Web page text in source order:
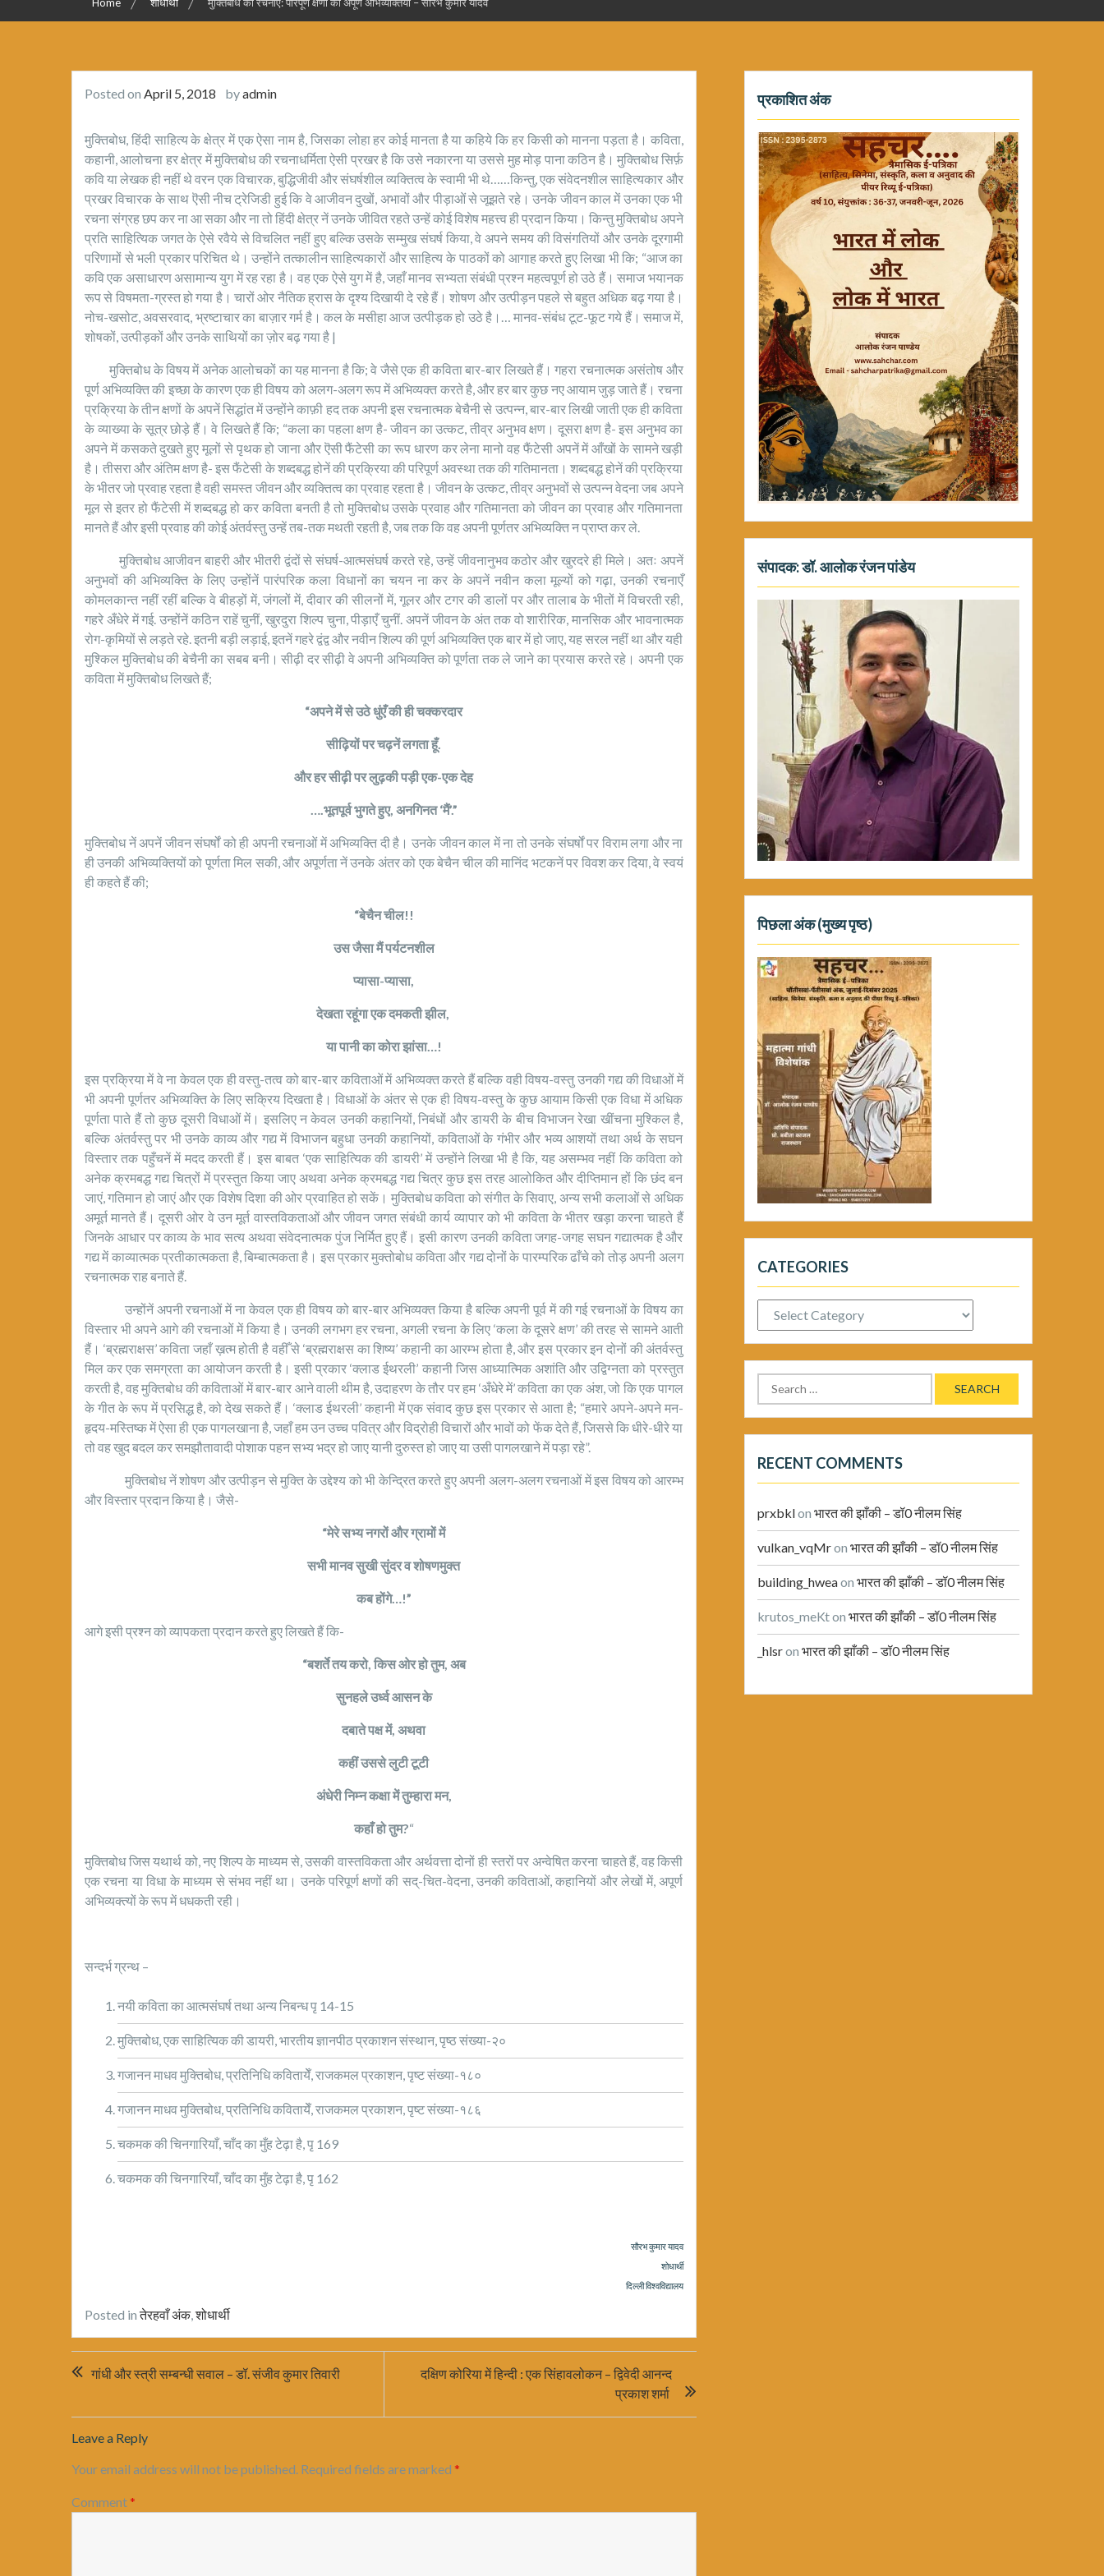
Home शोधार्थी मुक्तिबोध की रचनाएँ: परिपूर्ण क्षणों की अपूर्ण अभिव्यक्तियाँ – सौरभ कुमार यादव
Posted on April 5, 2018 byadmin
मुक्तिबोध, हिंदी साहित्य के क्षेत्र में एक ऐसा नाम है, जिसका लोहा हर कोई मानता है या कहिये कि हर किसी को मानना पड़ता है। कविता,
कहानी, आलोचना हर क्षेत्र में मुक्तिबोध की रचनाधर्मिता ऐसी प्रखर है कि उसे नकारना या उससे मुह मोड़ पाना कठिन है। मुक्तिबोध सिर्फ़
कवि या लेखक ही नहीं थे वरन एक विचारक, बुद्धिजीवी और संघर्षशील व्यक्तित्व के स्वामी भी थे……किन्तु, एक संवेदनशील साहित्यकार और
प्रखर विचारक के साथ ऎसी नीच ट्रेजिडी हुई कि वे आजीवन दुखों, अभावों और पीड़ाओं से जूझते रहे। उनके जीवन काल में उनका एक भी
रचना संग्रह छप कर ना आ सका और ना तो हिंदी क्षेत्र नें उनके जीवित रहते उन्हें कोई विशेष महत्त्व ही प्रदान किया। किन्तु मुक्तिबोध अपने
प्रति साहित्यिक जगत के ऐसे रवैये से विचलित नहीं हुए बल्कि उसके सम्मुख संघर्ष किया, वे अपने समय की विसंगतियों और उनके दूरगामी
परिणामों से भली प्रकार परिचित थे। उन्होंने तत्कालीन साहित्यकारों और साहित्य के पाठकों को आगाह करते हुए लिखा भी कि; “आज का
कवि एक असाधारण असामान्य युग में रह रहा है। वह एक ऐसे युग में है, जहाँ मानव सभ्यता संबंधी प्रश्न महत्वपूर्ण हो उठे हैं। समाज भयानक
रूप से विषमता-ग्रस्त हो गया है। चारों ओर नैतिक ह्रास के दृश्य दिखायी दे रहे हैं। शोषण और उत्पीड़न पहले से बहुत अधिक बढ़ गया है।
नोच-खसोट, अवसरवाद, भ्रष्टाचार का बाज़ार गर्म है। कल के मसीहा आज उत्पीड़क हो उठे है।… मानव-संबंध टूट-फूट गये हैं। समाज में,
शोषकों, उत्पीड़कों और उनके साथियों का ज़ोर बढ़ गया है |
मुक्तिबोध के विषय में अनेक आलोचकों का यह मानना है कि; वे जैसे एक ही कविता बार-बार लिखते हैं। गहरा रचनात्मक असंतोष और
पूर्ण अभिव्यक्ति की इच्छा के कारण एक ही विषय को अलग-अलग रूप में अभिव्यक्त करते है, और हर बार कुछ नए आयाम जुड़ जाते हैं। रचना
प्रक्रिया के तीन क्षणों के अपनें सिद्धांत में उन्होंने काफ़ी हद तक अपनी इस रचनात्मक बेचैनी से उत्पन्न, बार-बार लिखी जाती एक ही कविता
के व्याख्या के सूत्र छोड़े हैं। वे लिखते हैं कि; “कला का पहला क्षण है- जीवन का उत्कट, तीव्र अनुभव क्षण। दूसरा क्षण है- इस अनुभव का
अपने में कसकते दुखते हुए मूलों से पृथक हो जाना और ऎसी फैंटेसी का रूप धारण कर लेना मानो वह फैंटेसी अपनें में आँखों के सामने खड़ी
है। तीसरा और अंतिम क्षण है- इस फैंटेसी के शब्दबद्ध होनें की प्रक्रिया की परिपूर्ण अवस्था तक की गतिमानता। शब्दबद्ध होनें की प्रक्रिया
के भीतर जो प्रवाह रहता है वही समस्त जीवन और व्यक्तित्व का प्रवाह रहता है। जीवन के उत्कट, तीव्र अनुभवों से उत्पन्न वेदना जब अपने
मूल से इतर हो फैंटेसी में शब्दबद्ध हो कर कविता बनती है तो मुक्तिबोध उसके प्रवाह और गतिमानता को जीवन का प्रवाह और गतिमानता
मानते हैं और इसी प्रवाह की कोई अंतर्वस्तु उन्हें तब-तक मथती रहती है, जब तक कि वह अपनी पूर्णतर अभिव्यक्ति न प्राप्त कर ले.
मुक्तिबोध आजीवन बाहरी और भीतरी द्वंदों से संघर्ष-आत्मसंघर्ष करते रहे, उन्हें जीवनानुभव कठोर और खुरदरे ही मिले। अतः अपनें
अनुभवों की अभिव्यक्ति के लिए उन्होंनें पारंपरिक कला विधानों का चयन ना कर के अपनें नवीन कला मूल्यों को गढ़ा, उनकी रचनाएँ
कोमलकान्त नहीं रहीं बल्कि वे बीहड़ों में, जंगलों में, दीवार की सीलनों में, गूलर और टगर की डालों पर और तालाब के भीतों में विचरती रही,
गहरे अँधेरे में गई. उन्होंनें कठिन राहें चुनीं, खुरदुरा शिल्प चुना, पीड़ाएँ चुनीं. अपनें जीवन के अंत तक वो शारीरिक, मानसिक और भावनात्मक
रोग-कृमियों से लड़ते रहे. इतनी बड़ी लड़ाई, इतनें गहरे द्वंद्व और नवीन शिल्प की पूर्ण अभिव्यक्ति एक बार में हो जाए, यह सरल नहीं था और यही
मुश्किल मुक्तिबोध की बेचैनी का सबब बनी। सीढ़ी दर सीढ़ी वे अपनी अभिव्यक्ति को पूर्णता तक ले जाने का प्रयास करते रहे। अपनी एक
कविता में मुक्तिबोध लिखते हैं;
“अपने में से उठे धुंएँ की ही चक्करदार
सीढ़ियों पर चढ़नें लगता हूँ.
और हर सीढ़ी पर लुढ़की पड़ी एक-एक देह
….भूतपूर्व भुगते हुए, अनगिनत ‘मैं’.”
मुक्तिबोध नें अपनें जीवन संघर्षों को ही अपनी रचनाओं में अभिव्यक्ति दी है। उनके जीवन काल में ना तो उनके संघर्षों पर विराम लगा और ना
ही उनकी अभिव्यक्तियों को पूर्णता मिल सकी, और अपूर्णता नें उनके अंतर को एक बेचैन चील की मानिंद भटकनें पर विवश कर दिया, वे स्वयं
ही कहते हैं की;
“बेचैन चील!!
उस जैसा मैं पर्यटनशील
प्यासा-प्यासा,
देखता रहूंगा एक दमकती झील,
या पानी का कोरा झांसा…!
इस प्रक्रिया में वे ना केवल एक ही वस्तु-तत्व को बार-बार कविताओं में अभिव्यक्त करते हैं बल्कि वही विषय-वस्तु उनकी गद्य की विधाओं में
भी अपनी पूर्णतर अभिव्यक्ति के लिए सक्रिय दिखता है। विधाओं के अंतर से एक ही विषय-वस्तु के कुछ आयाम किसी एक विधा में अधिक
पूर्णता पाते हैं तो कुछ दूसरी विधाओं में। इसलिए न केवल उनकी कहानियों, निबंधों और डायरी के बीच विभाजन रेखा खींचना मुश्किल है,
बल्कि अंतर्वस्तु पर भी उनके काव्य और गद्य में विभाजन बहुधा उनकी कहानियों, कविताओं के गंभीर और भव्य आशयों तथा अर्थ के सघन
विस्तार तक पहुँचनें में मदद करती हैं। इस बाबत ‘एक साहित्यिक की डायरी’ में उन्होंने लिखा भी है कि, यह असम्भव नहीं कि कविता को
अनेक क्रमबद्ध गद्य चित्रों में प्रस्तुत किया जाए अथवा अनेक क्रमबद्ध गद्य चित्र कुछ इस तरह आलोकित और दीप्तिमान हों कि छंद बन
जाएं, गतिमान हो जाएं और एक विशेष दिशा की ओर प्रवाहित हो सकें। मुक्तिबोध कविता को संगीत के सिवाए, अन्य सभी कलाओं से अधिक
अमूर्त मानते हैं। दूसरी ओर वे उन मूर्त वास्तविकताओं और जीवन जगत संबंधी कार्य व्यापार को भी कविता के भीतर खड़ा करना चाहते हैं
जिनके आधार पर काव्य के भाव सत्य अथवा संवेदनात्मक पुंज निर्मित हुए हैं। इसी कारण उनकी कविता जगह-जगह सघन गद्यात्मक है और
गद्य में काव्यात्मक प्रतीकात्मकता है, बिम्बात्मकता है। इस प्रकार मुक्तोबोध कविता और गद्य दोनों के पारम्परिक ढाँचे को तोड़ अपनी अलग
रचनात्मक राह बनाते हैं.
उन्होंनें अपनी रचनाओं में ना केवल एक ही विषय को बार-बार अभिव्यक्त किया है बल्कि अपनी पूर्व में की गई रचनाओं के विषय का
विस्तार भी अपने आगे की रचनाओं में किया है। उनकी लगभग हर रचना, अगली रचना के लिए ‘कला के दूसरे क्षण’ की तरह से सामने आती
हैं। ‘ब्रह्मराक्षस’ कविता जहाँ ख़त्म होती है वहीँ से ‘ब्रह्मराक्षस का शिष्य’ कहानी का आरम्भ होता है, और इस प्रकार इन दोनों की अंतर्वस्तु
मिल कर एक समग्रता का आयोजन करती है। इसी प्रकार ‘क्लाड ईथरली’ कहानी जिस आध्यात्मिक अशांति और उद्विग्नता को प्रस्तुत
करती है, वह मुक्तिबोध की कविताओं में बार-बार आने वाली थीम है, उदाहरण के तौर पर हम ‘अँधेरे में’ कविता का एक अंश, जो कि एक पागल
के गीत के रूप में प्रसिद्ध है, को देख सकते हैं। ‘क्लाड ईथरली’ कहानी में एक संवाद कुछ इस प्रकार से आता है; “हमारे अपने-अपने मन-
हृदय-मस्तिष्‍क में ऐसा ही एक पागलखाना है, जहाँ हम उन उच्‍च पवित्र और विद्रोही विचारों और भावों को फेंक देते हैं, जिससे कि धीरे-धीरे या
तो वह खुद बदल कर समझौतावादी पोशाक पहन सभ्‍य भद्र हो जाए यानी दुरुस्त हो जाए या उसी पागलखाने में पड़ा रहे”.
मुक्तिबोध नें शोषण और उत्पीड़न से मुक्ति के उद्देश्य को भी केन्द्रित करते हुए अपनी अलग-अलग रचनाओं में इस विषय को आरम्भ
और विस्तार प्रदान किया है। जैसे-
“मेरे सभ्य नगरों और ग्रामों में
सभी मानव सुखी सुंदर व शोषणमुक्त
कब होंगे…!”
आगे इसी प्रश्न को व्यापकता प्रदान करते हुए लिखते हैं कि-
“बशर्ते तय करो, किस ओर हो तुम, अब
सुनहले उर्ध्व आसन के
दबाते पक्ष में, अथवा
कहीं उससे लुटी टूटी
अंधेरी निम्न कक्षा में तुम्हारा मन,
कहाँ हो तुम?“
मुक्तिबोध जिस यथार्थ को, नए शिल्प के माध्यम से, उसकी वास्तविकता और अर्थवत्ता दोनों ही स्तरों पर अन्वेषित करना चाहते हैं, वह किसी
एक रचना या विधा के माध्यम से संभव नहीं था। उनके परिपूर्ण क्षणों की सद्-चित-वेदना, उनकी कविताओं, कहानियों और लेखों में, अपूर्ण
अभिव्यक्त्यों के रूप में धधकती रही।
सन्दर्भ ग्रन्थ –
नयी कविता का आत्मसंघर्ष तथा अन्य निबन्ध पृ 14-15
मुक्तिबोध, एक साहित्यिक की डायरी, भारतीय ज्ञानपीठ प्रकाशन संस्थान, पृष्ठ संख्या-२०
गजानन माधव मुक्तिबोध, प्रतिनिधि कवितायेँ, राजकमल प्रकाशन, पृष्ट संख्या-१८०
गजानन माधव मुक्तिबोध, प्रतिनिधि कवितायेँ, राजकमल प्रकाशन, पृष्ट संख्या-१८६
चकमक की चिनगारियाँ, चाँद का मुँह टेढ़ा है, पृ 169
चकमक की चिनगारियाँ, चाँद का मुँह टेढ़ा है, पृ 162
सौरभ कुमार यादव
शोधार्थी
दिल्ली विश्वविद्यालय
Posted inतेरहवाँ अंक,शोधार्थी
Post
navigation
गांधी और स्त्री सम्बन्धी सवाल – डॉ. संजीव कुमार तिवारी
दक्षिण कोरिया में हिन्दी : एक सिंहावलोकन – द्विवेदी आनन्द
प्रकाश शर्मा
Leave a Reply
Your email address will not be published. Required fields are marked *
Comment*
प्रकाशित अंक
संपादक: डॉ. आलोक रंजन पांडेय
पिछला अंक (मुख्य पृष्ठ)
CATEGORIES
Categories
Search
for:
RECENT COMMENTS
prxbklon भारत की झाँकी – डॉ0 नीलम सिंह
vulkan_vqMron भारत की झाँकी – डॉ0 नीलम सिंह
building_hweaon भारत की झाँकी – डॉ0 नीलम सिंह
krutos_meKton भारत की झाँकी – डॉ0 नीलम सिंह
_hlsron भारत की झाँकी – डॉ0 नीलम सिंह